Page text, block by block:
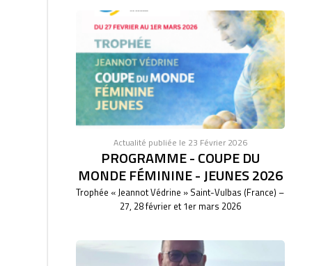
Actualité publiée le 23 Février 2026
PROGRAMME - COUPE DU
MONDE FÉMININE - JEUNES 2026
Trophée « Jeannot Védrine » Saint-Vulbas (France) –
27, 28 février et 1er mars 2026